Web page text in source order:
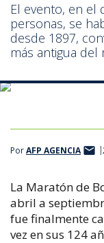
El evento, en el
personas, se
desde 1897,
más antigua del
PorAFP AGENCIA
La Maratón de
abril a
fue finalmente
vez en sus 124